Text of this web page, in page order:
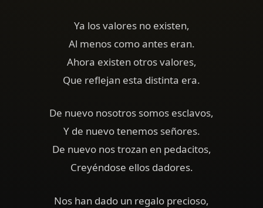
Ya los valores no existen,
Al menos como antes eran.
Ahora existen otros valores,
Que reflejan esta distinta era.
De nuevo nosotros somos esclavos,
Y de nuevo tenemos señores.
De nuevo nos trozan en pedacitos,
Creyéndose ellos dadores.
Nos han dado un regalo precioso,